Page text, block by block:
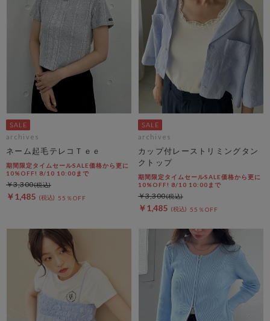
archives
ネーム起毛テレコＴｅｅ
期間限定タイムセールSALE価格から更に
10%OFF! 8/10 10:00まで
￥1,485 55％OFF
￥3,300
archives
カップ付レーストリミングタン
クトップ
期間限定タイムセールSALE価格から更に
10%OFF! 8/10 10:00まで
￥1,485 55％OFF
￥3,300